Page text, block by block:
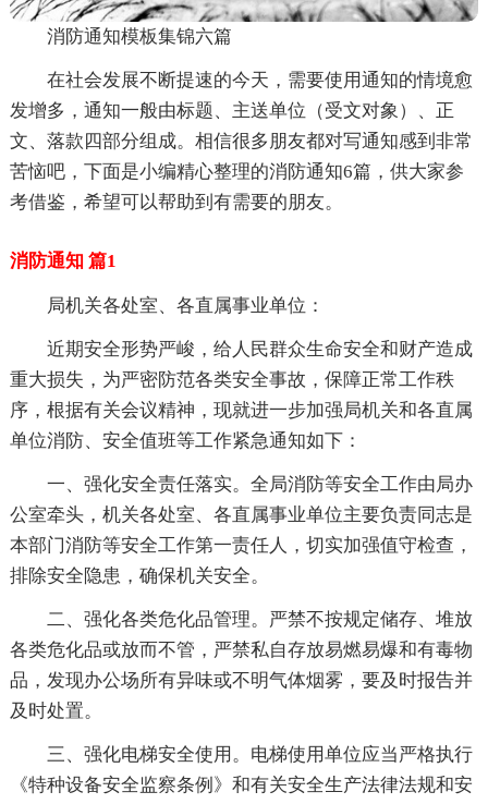
消防通知模板集锦六篇
在社会发展不断提速的今天，需要使用通知的情境愈
发增多，通知一般由标题、主送单位（受文对象）、正
文、落款四部分组成。相信很多朋友都对写通知感到非常
苦恼吧，下面是小编精心整理的消防通知6篇，供大家参
考借鉴，希望可以帮助到有需要的朋友。
消防通知 篇1
局机关各处室、各直属事业单位：
近期安全形势严峻，给人民群众生命安全和财产造成
重大损失，为严密防范各类安全事故，保障正常工作秩
序，根据有关会议精神，现就进一步加强局机关和各直属
单位消防、安全值班等工作紧急通知如下：
一、强化安全责任落实。全局消防等安全工作由局办
公室牵头，机关各处室、各直属事业单位主要负责同志是
本部门消防等安全工作第一责任人，切实加强值守检查，
排除安全隐患，确保机关安全。
二、强化各类危化品管理。严禁不按规定储存、堆放
各类危化品或放而不管，严禁私自存放易燃易爆和有毒物
品，发现办公场所有异味或不明气体烟雾，要及时报告并
及时处置。
三、强化电梯安全使用。电梯使用单位应当严格执行
《特种设备安全监察条例》和有关安全生产法律法规和安